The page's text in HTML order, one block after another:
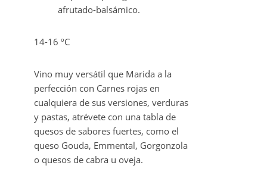
La entrada en boca es
equilibrado y dulce además
de pulido, post-gusto
afrutado-balsámico.
14-16 ºC